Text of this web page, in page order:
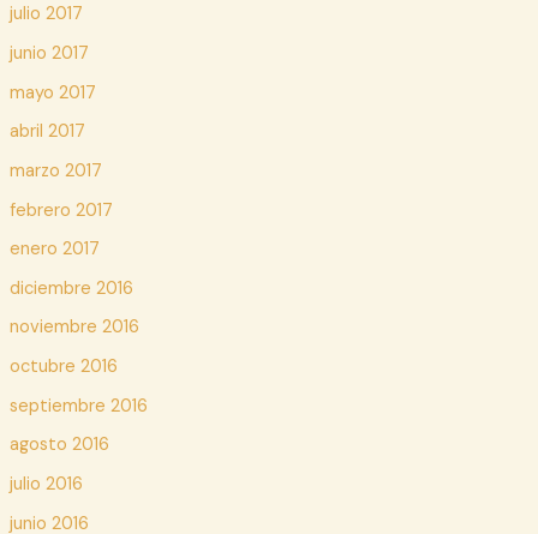
julio 2017
junio 2017
mayo 2017
abril 2017
marzo 2017
febrero 2017
enero 2017
diciembre 2016
noviembre 2016
octubre 2016
septiembre 2016
agosto 2016
julio 2016
junio 2016